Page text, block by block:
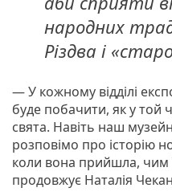
народних
Різдва і
— У кожному відділі
буде побачити, як у той
свята. Навіть наш
розповімо про історію
коли вона прийшла,
продовжує Наталія